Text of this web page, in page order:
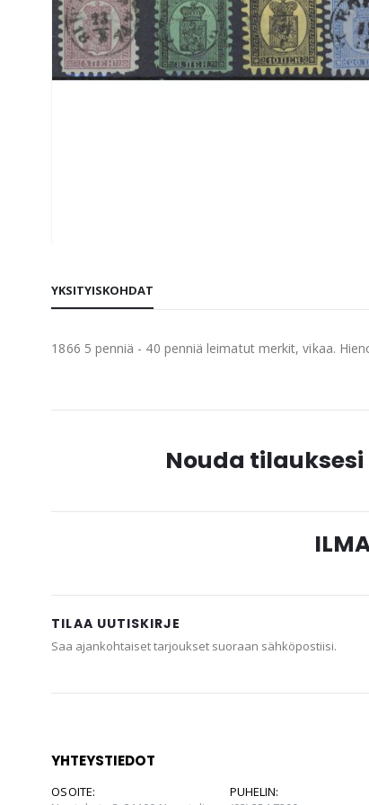
the
of
YKSITYISKOHDAT
1866 5 penniä - 40 penniä leimatut merkit, vikaa.
Nouda tilauksesi
TILAA UUTISKIRJE
Saa ajankohtaiset tarjoukset suoraan sähköpostiisi.
YHTEYSTIEDOT
OSOITE:
PUHELIN: